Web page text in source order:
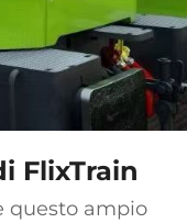
FlixTrain
questo ampio